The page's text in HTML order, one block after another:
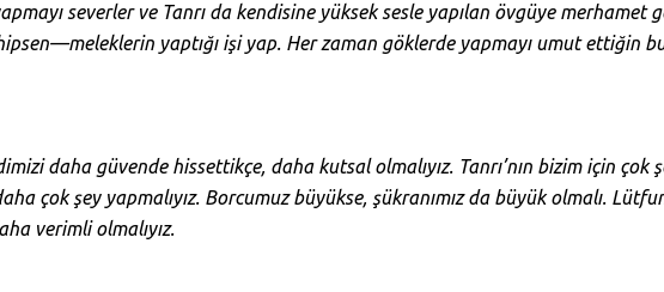
severler ve Tanrı da kendisine yüksek sesle yapılan övgüye merhamet
yaptığı işi yap. Her zaman göklerde yapmayı umut ettiğin
daha güvende hissettikçe, daha kutsal olmalıyız. Tanrı’nın bizim için çok
çok şey yapmalıyız. Borcumuz büyükse, şükranımız da büyük olmalı.
verimli olmalıyız.